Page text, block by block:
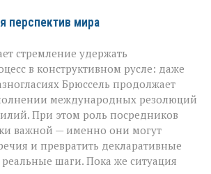
перспектив мира
стремление удержать
в конструктивном русле: даже
Брюссель продолжает
международных резолюций
При этом роль посредников
важной — именно они могут
и превратить декларативные
шаги. Пока же ситуация